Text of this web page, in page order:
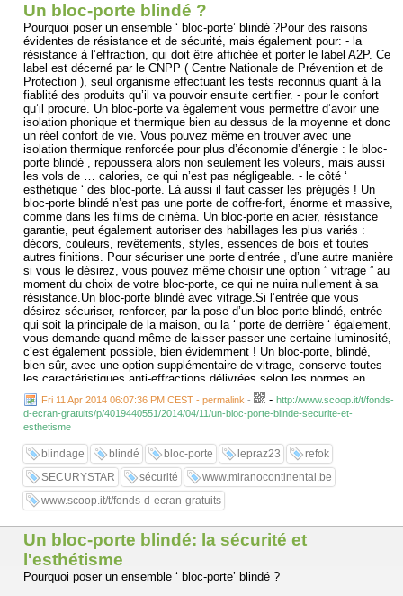
Un bloc-porte blindé ?
Pourquoi poser un ensemble ‘ bloc-porte’ blindé ?Pour des raisons
évidentes de résistance et de sécurité, mais également pour: - la
résistance à l’effraction, qui doit être affichée et porter le label A2P. Ce
label est décerné par le CNPP ( Centre Nationale de Prévention et de
Protection ), seul organisme effectuant les tests reconnus quant à la
fiablité des produits qu’il va pouvoir ensuite certifier. - pour le confort
qu’il procure. Un bloc-porte va également vous permettre d’avoir une
isolation phonique et thermique bien au dessus de la moyenne et donc
un réel confort de vie. Vous pouvez même en trouver avec une
isolation thermique renforcée pour plus d’économie d’énergie : le bloc-
porte blindé , repoussera alors non seulement les voleurs, mais aussi
les vols de … calories, ce qui n’est pas négligeable. - le côté ‘
esthétique ‘ des bloc-porte. Là aussi il faut casser les préjugés ! Un
bloc-porte blindé n’est pas une porte de coffre-fort, énorme et massive,
comme dans les films de cinéma. Un bloc-porte en acier, résistance
garantie, peut également autoriser des habillages les plus variés :
décors, couleurs, revêtements, styles, essences de bois et toutes
autres finitions. Pour sécuriser une porte d’entrée , d’une autre manière
si vous le désirez, vous pouvez même choisir une option ” vitrage ” au
moment du choix de votre bloc-porte, ce qui ne nuira nullement à sa
résistance.Un bloc-porte blindé avec vitrage.Si l’entrée que vous
désirez sécuriser, renforcer, par la pose d’un bloc-porte blindé, entrée
qui soit la principale de la maison, ou la ‘ porte de derrière ‘ également,
vous demande quand même de laisser passer une certaine luminosité,
c’est également possible, bien évidemment ! Un bloc-porte, blindé,
bien sûr, avec une option supplémentaire de vitrage, conserve toutes
les caractéristiques anti-effractions délivrées selon les normes en
vigueur, et vous apporte en plus une réelle luminosité supplémentaire.
Ces solutions sont alors appelées ‘ bloc porte vitré ‘ ou encore ‘ bloc
porte de pavillon ‘ et sont largement utilisées dans les maisons
individuelles.
See it on Scoop.it, via fonds d'écran gratuits
....
Fri 11 Apr 2014 06:07:36 PM CEST - permalink - - http://www.scoop.it/t/fonds-
d-ecran-gratuits/p/4019440551/2014/04/11/un-bloc-porte-blinde-securite-et-
esthetisme
blindage blindé bloc-porte lepraz23
refok
SECURYSTAR
sécurité
www.miranocontinental.be
www.scoop.it/t/fonds-d-ecran-gratuits
Un bloc-porte blindé: la sécurité et
l'esthétisme
Pourquoi poser un ensemble ‘ bloc-porte’ blindé ?